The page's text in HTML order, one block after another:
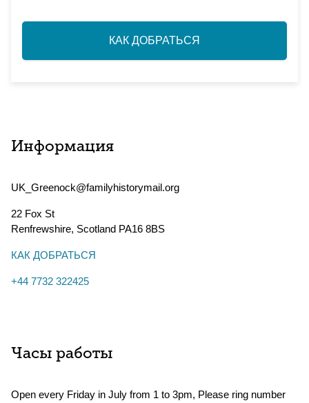
КАК ДОБРАТЬСЯ
Информация
UK_Greenock@familyhistorymail.org
22 Fox St
Renfrewshire, Scotland PA16 8BS
КАК ДОБРАТЬСЯ
+44 7732 322425
Часы работы
Open every Friday in July from 1 to 3pm, Please ring number